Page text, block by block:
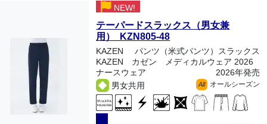
NEW!
テーパードスラックス（男女兼
用） KZN805-48
KAZEN
パンツ（米式パンツ）スラックス
KAZEN カゼン メディカルウェア 2026
ナースウェア
2026年発売
男女共用
All オールシーズン